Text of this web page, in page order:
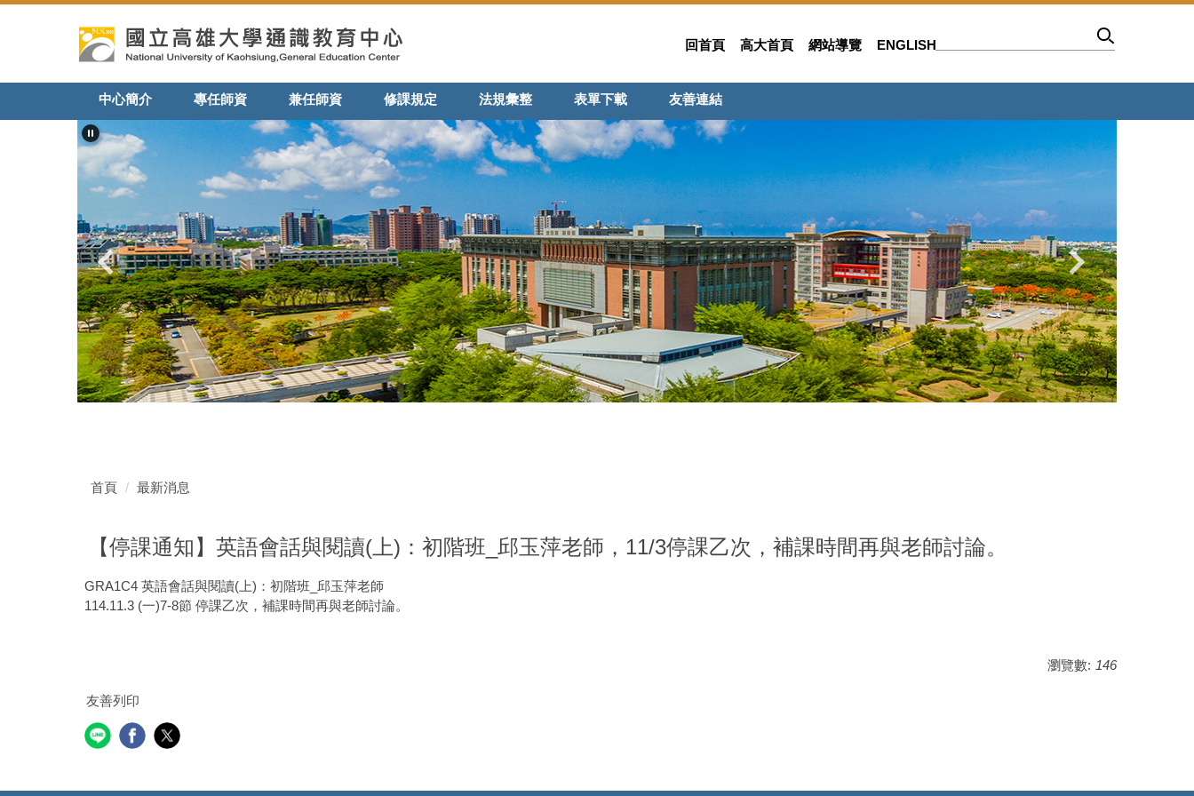
回首頁 高大首頁 網站導覽 ENGLISH
中心簡介 專任師資 兼任師資 修課規定 法規彙整 表單下載 友善連結
首頁 最新消息
【停課通知】英語會話與閱讀(上)：初階班_邱玉萍老師，11/3停課乙次，補課時間再與老師討論。
GRA1C4 英語會話與閱讀(上)：初階班_邱玉萍老師
114.11.3 (一)7-8節 停課乙次，補課時間再與老師討論。
瀏覽數: 146
友善列印